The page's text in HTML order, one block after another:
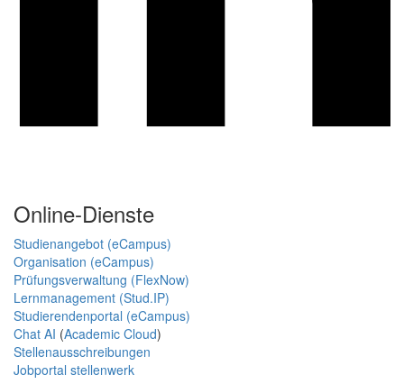
Online-Dienste
Studienangebot (eCampus)
Organisation (eCampus)
Prüfungsverwaltung (FlexNow)
Lernmanagement (Stud.IP)
Studierendenportal (eCampus)
Chat AI (Academic Cloud)
Stellenausschreibungen
Jobportal stellenwerk